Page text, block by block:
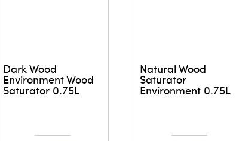
Dark Wood
Environment Wood
Saturator 0.75L
Natural Wood
Saturator
Environment 0.75L